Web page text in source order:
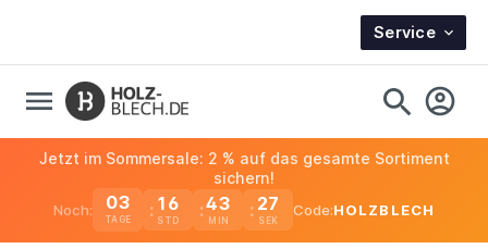
Service
Noch: 03
TAGE
16 43 26
Jetzt im Sommersale: 2 % auf das gesamte Sortiment
sichern!
Code:HOLZBLECH